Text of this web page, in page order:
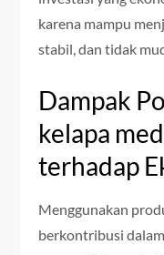
karena mampu
stabil, dan tidak
Dampak
kelapa
terhadap
Menggunakan
berkontribusi